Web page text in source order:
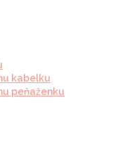
kabelku
peňaženku